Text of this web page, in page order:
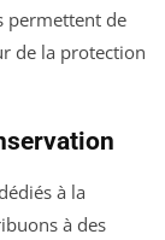
permettent de
de la protection
à la
à des